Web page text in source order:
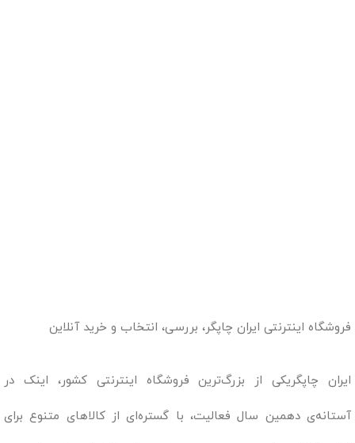
فروشگاه اینترنتی ایران چاپگر، بررسی، انتخاب و خرید آنلاین
ایران چاپگریکی از بزرگ‌ترین فروشگاه اینترنتی کشور، اینک در
آستانه‌ی دهمین سال فعالیت، با گستره‌ای از کالاهای متنوع برای